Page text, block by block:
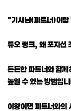
"기사님(파트너)이랑
듀오 랭크, 왜 포지션
든든한 파트너와 함
높일 수 있는 방법입
이왕이면 파트너와의